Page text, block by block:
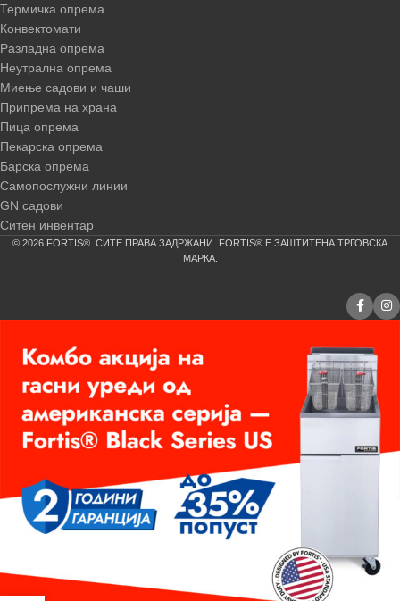
Термичка опрема
Конвектомати
Разладна опрема
Неутрална опрема
Миење садови и чаши
Припрема на храна
Пица опрема
Пекарска опрема
Барска опрема
Самопослужни линии
GN садови
Ситен инвентар
© 2026 FORTIS®. СИТЕ ПРАВА ЗАДРЖАНИ. FORTIS® Е ЗАШТИТЕНА ТРГОВСКА
МАРКА.